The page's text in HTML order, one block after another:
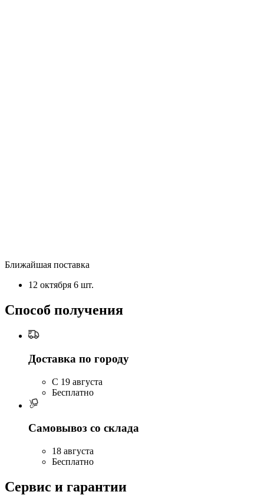
Ближайшая поставка
12 октября 6 шт.
Способ получения
Доставка по городу
C 19 августа
Бесплатно
Самовывоз со склада
18 августа
Бесплатно
Сервис и гарантии